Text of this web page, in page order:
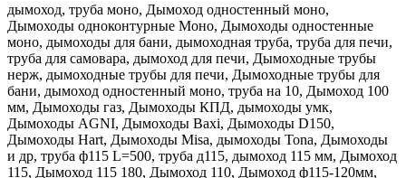
дымоход, труба моно, Дымоход одностенный моно,
Дымоходы одноконтурные Моно, Дымоходы одностенные
моно, дымоходы для бани, дымоходная труба, труба для печи,
труба для самовара, дымоход для печи, Дымоходные трубы
нерж, дымоходные трубы для печи, Дымоходные трубы для
бани, дымоход одностенный моно, труба на 10, Дымоход 100
мм, Дымоходы газ, Дымоходы КПД, дымоходы умк,
Дымоходы AGNI, Дымоходы Baxi, Дымоходы D150,
Дымоходы Hart, Дымоходы Misa, дымоходы Tona, Дымоходы
и др, труба ф115 L=500, труба д115, дымоход 115 мм, Дымоход
115, Дымоход 115 180, Дымоход 110, Дымоход ф115-120мм,